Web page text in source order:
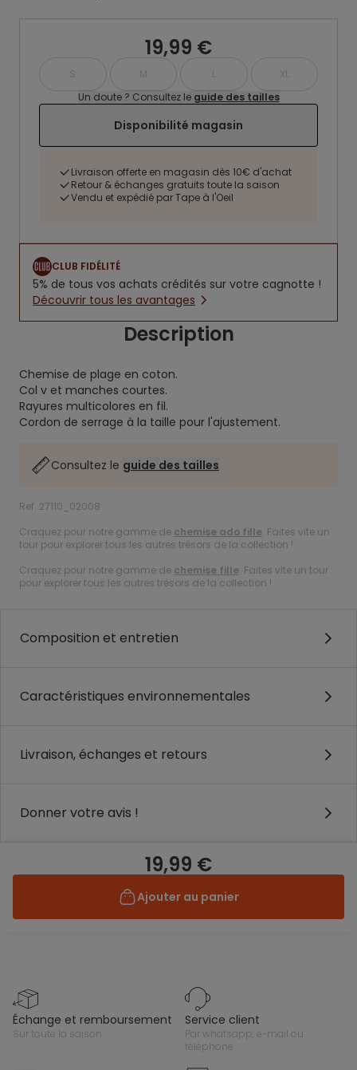
19,99 €
S M L
XL
Un doute ? Consultez le guide des tailles
Disponibilité magasin
Livraison offerte en magasin dès 10€ d'achat
Retour & échanges gratuits toute la saison
Vendu et expédié par Tape à l'Oeil
CLUB FIDÉLITÉ
5% de tous vos achats crédités sur votre cagnotte !
Découvrir tous les avantages
Description
Chemise de plage en coton.
Col v et manches courtes.
Rayures multicolores en fil.
Cordon de serrage à la taille pour l'ajustement.
Consultez le guide des tailles
Ref. 27110_02008
Craquez pour notre gamme de chemise ado fille. Faites vite un
tour pour explorer tous les autres trésors de la collection !
Craquez pour notre gamme de chemise fille. Faites vite un tour
pour explorer tous les autres trésors de la collection !
Composition et entretien
Caractéristiques environnementales
Livraison, échanges et retours
Donner votre avis !
19,99 €
Ajouter au panier
échange et remboursement
sur toute la saison
service client
par whatsapp, e-mail ou
téléphone